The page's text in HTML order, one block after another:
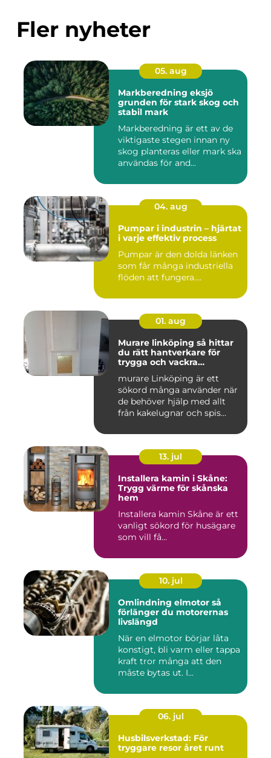
Fler nyheter
05. aug
Markberedning eksjö
grunden för stark skog och
stabil mark
Markberedning är ett av de
viktigaste stegen innan ny
skog planteras eller mark ska
användas för and...
04. aug
Pumpar i industrin – hjärtat
i varje effektiv process
Pumpar är den dolda länken
som får många industriella
flöden att fungera....
01. aug
Murare linköping så hittar
du rätt hantverkare för
trygga och vackra
murare Linköping är ett
sökord många använder när
de behöver hjälp med allt
från kakelugnar och spis...
13. jul
Installera kamin i Skåne:
Trygg värme för skånska
hem
Installera kamin Skåne är ett
vanligt sökord för husägare
som vill få...
10. jul
Omlindning elmotor så
förlänger du motorernas
livslängd
När en elmotor börjar låta
konstigt, bli varm eller tappa
kraft tror många att den
måste bytas ut. I...
06. jul
Husbilsverkstad: För
tryggare resor året runt